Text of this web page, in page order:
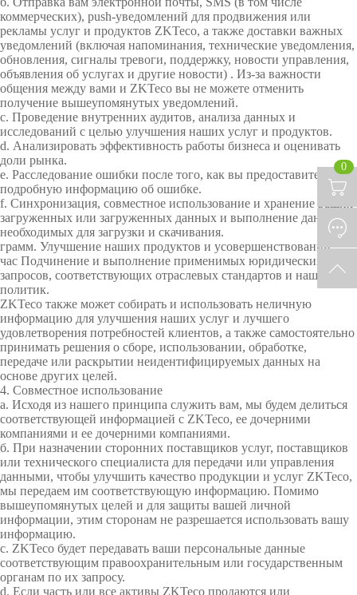
коммерческих), push-уведомлений для продвижения или
рекламы услуг и продуктов ZKTeco, а также доставки важных
уведомлений (включая напоминания, технические уведомления,
обновления, сигналы тревоги, поддержку, новости управления,
объявления об услугах и другие новости) . Из-за важности
общения между вами и ZKTeco вы не можете отменить
получение вышеупомянутых уведомлений.
c. Проведение внутренних аудитов, анализа данных и
исследований с целью улучшения наших услуг и продуктов.
d. Анализировать эффективность работы бизнеса и оценивать
доли рынка.
е. Расследование ошибки после того, как вы предоставите
подробную информацию об ошибке.
f. Синхронизация, совместное использование и хранение ваших
загруженных или загруженных данных и выполнение данных,
необходимых для загрузки и скачивания.
грамм. Улучшение наших продуктов и усовершенствований.
час Подчинение и выполнение применимых юридических
запросов, соответствующих отраслевых стандартов и наших
политик.
ZKTeco также может собирать и использовать неличную
информацию для улучшения наших услуг и лучшего
удовлетворения потребностей клиентов, а также самостоятельно
принимать решения о сборе, использовании, обработке,
передаче или раскрытии неидентифицируемых данных на
основе других целей.
4. Совместное использование
а. Исходя из нашего принципа служить вам, мы будем делиться
соответствующей информацией с ZKTeco, ее дочерними
компаниями и ее дочерними компаниями.
б. При назначении сторонних поставщиков услуг, поставщиков
или технического специалиста для передачи или управления
данными, чтобы улучшить качество продукции и услуг ZKTeco,
мы передаем им соответствующую информацию. Помимо
вышеупомянутых целей и для защиты вашей личной
информации, этим сторонам не разрешается использовать вашу
информацию.
c. ZKTeco будет передавать ваши персональные данные
соответствующим правоохранительным или государственным
органам по их запросу.
d. Если часть или все активы ZKTeco продаются или
0